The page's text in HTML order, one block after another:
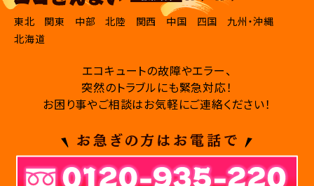
東北 関東 中部 北陸 関西 中国 四国
九州・沖縄
北海道
エコキュートの故障やエラー、
突然のトラブルにも緊急対応！
お困り事やご相談はお気軽にご連絡ください！